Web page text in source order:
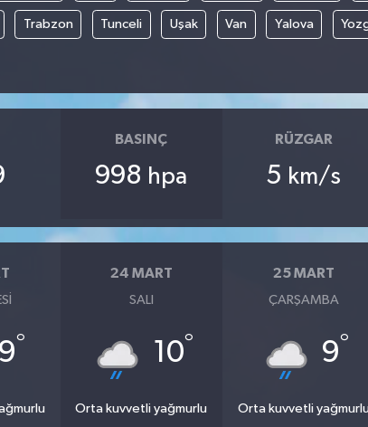
Trabzon Tunceli Uşak Van Yalova
BASINÇ
998 hpa
RÜZGAR
5 km/s
9°
24 MART
SALI
10°
Orta kuvvetli yağmurlu
25 MART
ÇARŞAMBA
9°
Orta kuvvetli